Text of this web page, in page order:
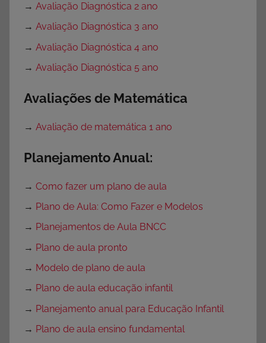
→ Avaliação Diagnóstica 2 ano
→ Avaliação Diagnóstica 3 ano
→ Avaliação Diagnóstica 4 ano
→ Avaliação Diagnóstica 5 ano
Avaliações de Matemática
→ Avaliação de matemática 1 ano
Planejamento Anual:
→ Como fazer um plano de aula
→ Plano de Aula: Como Fazer e Modelos
→ Planejamentos de Aula BNCC
→ Plano de aula pronto
→ Modelo de plano de aula
→ Plano de aula educação infantil
→ Planejamento anual para Educação Infantil
→ Plano de aula ensino fundamental